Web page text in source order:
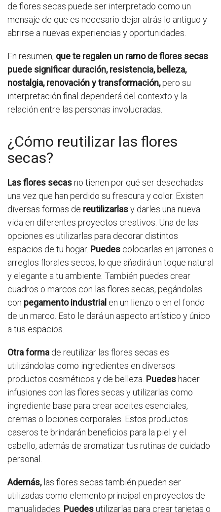
de flores secas puede ser interpretado como un
mensaje de que es necesario dejar atrás lo antiguo y
abrirse a nuevas experiencias y oportunidades.
En resumen, que te regalen un ramo de flores secas
puede significar duración, resistencia, belleza,
nostalgia, renovación y transformación,pero su
interpretación final dependerá del contexto y la
relación entre las personas involucradas.
¿Cómo reutilizar las flores
secas?
Las flores secasno tienen por qué ser desechadas
una vez que han perdido su frescura y color. Existen
diversas formas de reutilizarlasy darles una nueva
vida en diferentes proyectos creativos. Una de las
opciones es utilizarlas para decorar distintos
espacios de tu hogar. Puedes colocarlas en jarrones o
arreglos florales secos, lo que añadirá un toque natural
y elegante a tu ambiente. También puedes crear
cuadros o marcos con las flores secas, pegándolas
con pegamento industrial en un lienzo o en el fondo
de un marco. Esto le dará un aspecto artístico y único
a tus espacios.
Otra forma de reutilizar las flores secas es
utilizándolas como ingredientes en diversos
productos cosméticos y de belleza. Puedes hacer
infusiones con las flores secas y utilizarlas como
ingrediente base para crear aceites esenciales,
cremas o lociones corporales. Estos productos
caseros te brindarán beneficios para la piel y el
cabello, además de aromatizar tus rutinas de cuidado
personal.
Además,las flores secas también pueden ser
utilizadas como elemento principal en proyectos de
manualidades. Puedesutilizarlas para crear tarjetas o